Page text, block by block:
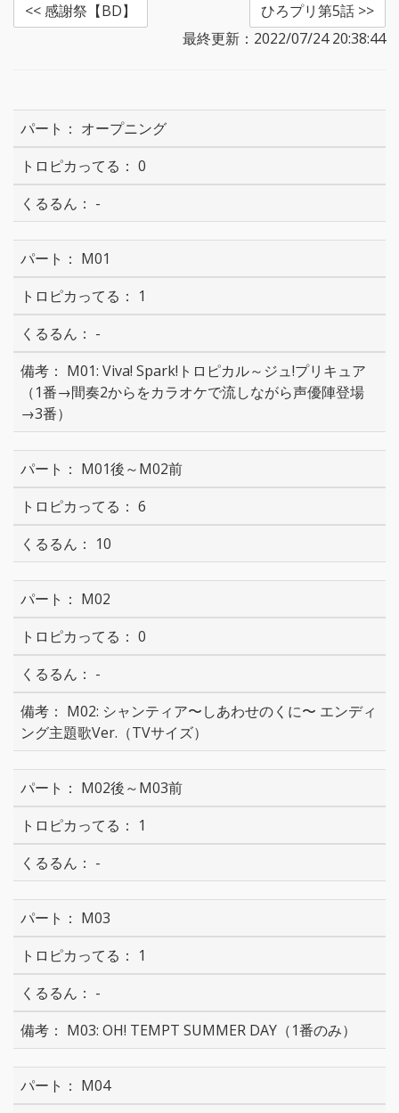
<< 感謝祭【BD】
ひろプリ第5話 >>
最終更新：2022/07/24 20:38:44
オープニング
0
-
M01
1
-
M01: Viva! Spark!トロピカル～ジュ!プリキュア
（1番→間奏2からをカラオケで流しながら声優陣登場
→3番）
M01後～M02前
6
10
M02
0
-
M02: シャンティア〜しあわせのくに〜 エンディ
ング主題歌Ver.（TVサイズ）
M02後～M03前
1
-
M03
1
-
M03: OH! TEMPT SUMMER DAY（1番のみ）
M04